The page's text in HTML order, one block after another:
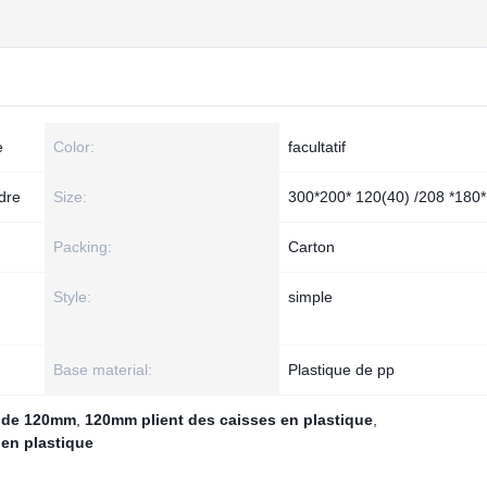
Color: facultatif
Size: 300*200* 120(40) /208
Packing: Carton
Style: simple
Base material: Plastique de pp
120mm 120mm plient des caisses en plastique
plastique